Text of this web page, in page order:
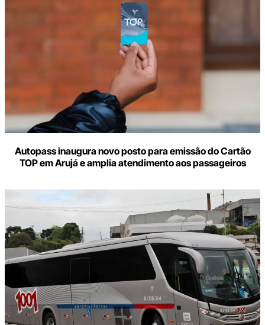
Autopass inaugura novo posto para emissão do Cartão
TOP em Arujá e amplia atendimento aos passageiros